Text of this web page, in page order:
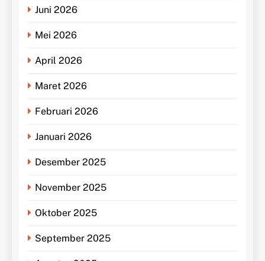
Juni 2026
Mei 2026
April 2026
Maret 2026
Februari 2026
Januari 2026
Desember 2025
November 2025
Oktober 2025
September 2025